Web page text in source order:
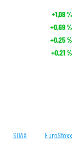
+1,08%
+0,69%
+0,25%
+0,21 %
SDAX EuroStoxx